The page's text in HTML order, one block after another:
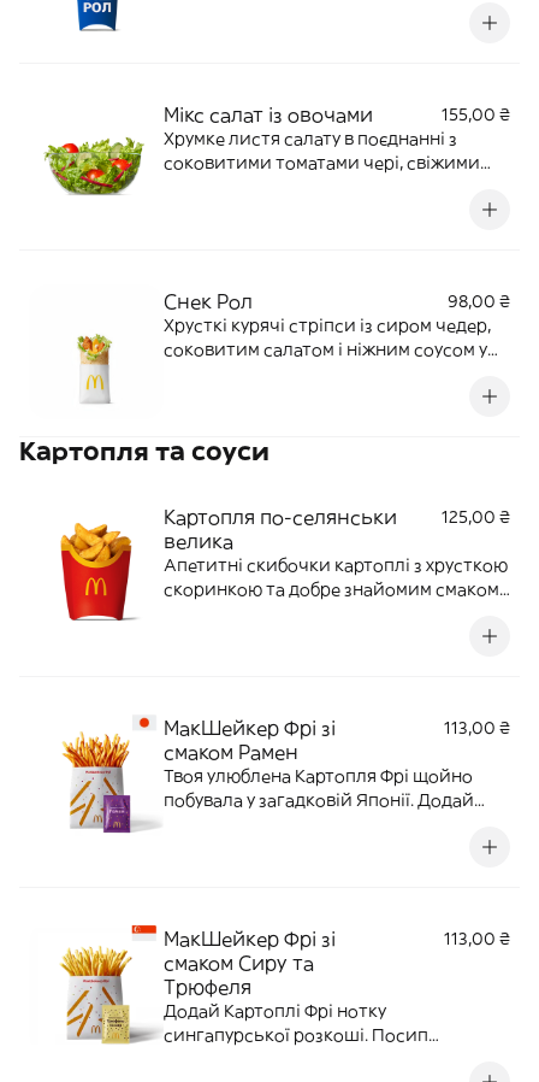
Мікс салат із овочами
155,00 ₴
Хрумке листя салату в поєднанні з
соковитими томатами чері, свіжими
Снек Рол
98,00 ₴
Хрусткі курячі стріпси із сиром чедер,
соковитим салатом і ніжним соусом у
Картопля та соуси‎
Картопля по-селянськи
велика
125,00 ₴
Апетитні скибочки картоплі з хрусткою
скоринкою та добре знайомим смаком,
МакШейкер Фрі зі
смаком Рамен
113,00 ₴
Твоя улюблена Картопля Фрі щойно
побувала у загадковій Японії. Додай
МакШейкер Фрі зі
смаком Сиру та
Трюфеля
113,00 ₴
Додай Картоплі Фрі нотку
сингапурської розкоші. Посип